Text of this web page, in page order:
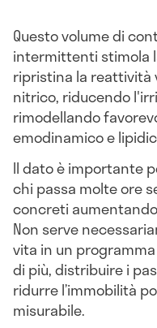
Questo volume di
intermittenti stimola
ripristina la reattività
nitrico, riducendo
rimodellando
emodinamico e
Il dato è importante
chi passa molte ore
concreti
Non serve
vita in un
di più, distribuire i
ridurre l’immobilità
misurabile.